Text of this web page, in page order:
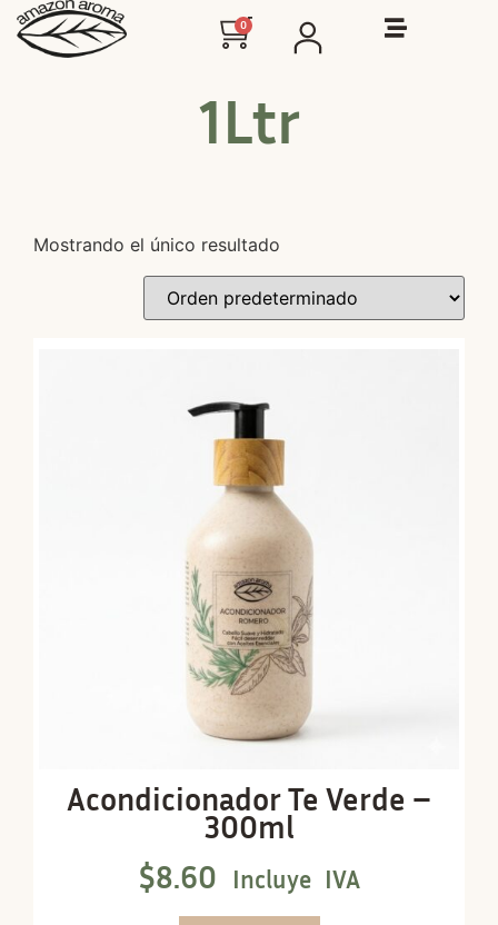
0
1Ltr
Mostrando el único resultado
Acondicionador Te Verde –
300ml
$8.60 Incluye IVA